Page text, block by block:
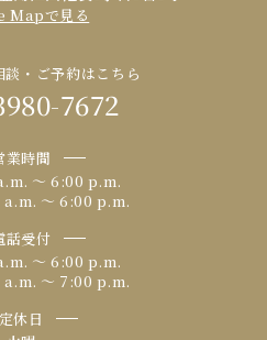
Mapで見る
・ご予約はこちら
7672
業時間
〜 6:00 p.m.
a.m. 〜 6:00 p.m.
話受付
〜 6:00 p.m.
a.m. 〜 7:00 p.m.
定休日